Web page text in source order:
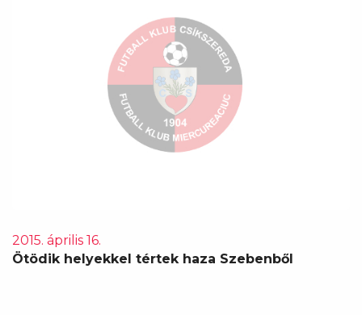
2015. április 16.
Ötödik helyekkel tértek haza Szebenből